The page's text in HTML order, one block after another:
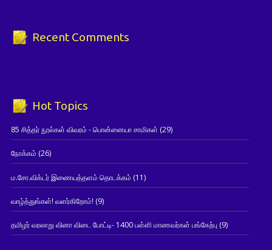
Recent Comments
Hot Topics
85 சித்தர் நூல்கள் விவரம் - பொன்னையா சாமிகள் (29)
நோக்கம் (26)
ம.சோ.விக்டர் இணையத்தளம் தொடக்கம் (11)
வாழ்த்துங்கள்! வளர்கிறோம்! (9)
தமிழர் வரலாறு வினா விடை போட்டி- 1400 பள்ளி மாணவர்கள் பங்கேற்பு(9)